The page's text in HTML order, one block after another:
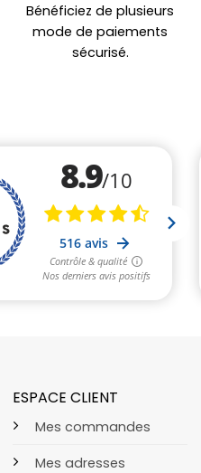
Bénéficiez de plusieurs
mode de paiements
sécurisé.
ESPACE CLIENT
Mes commandes
Mes adresses